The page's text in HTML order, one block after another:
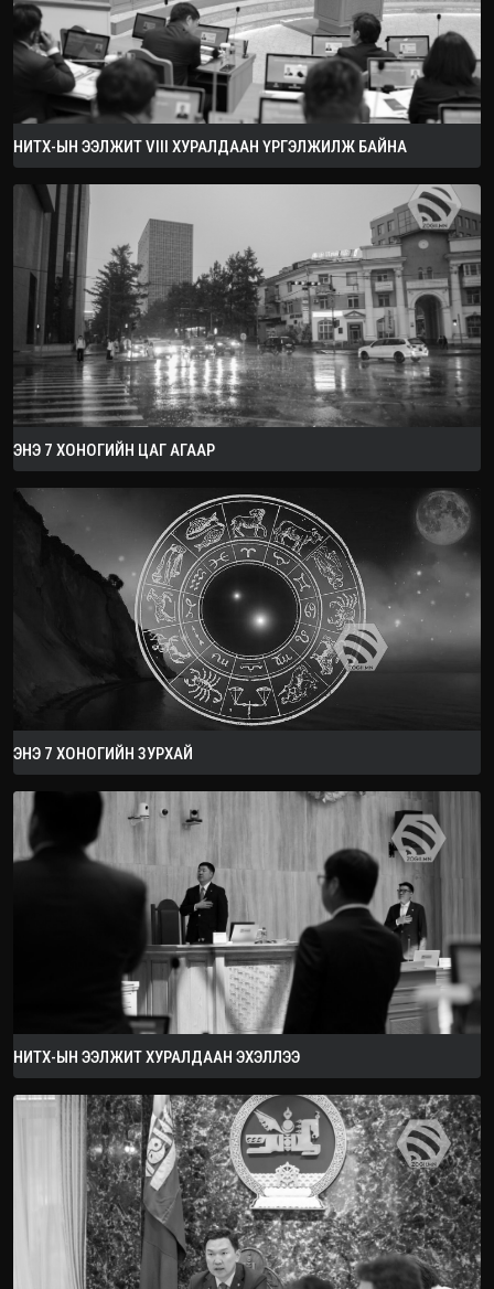
НИТХ-ЫН ЭЭЛЖИТ VIII ХУРАЛДААН ҮРГЭЛЖИЛЖ БАЙНА
ЭНЭ 7 ХОНОГИЙН ЦАГ АГААР
ЭНЭ 7 ХОНОГИЙН ЗУРХАЙ
НИТХ-ЫН ЭЭЛЖИТ ХУРАЛДААН ЭХЭЛЛЭЭ